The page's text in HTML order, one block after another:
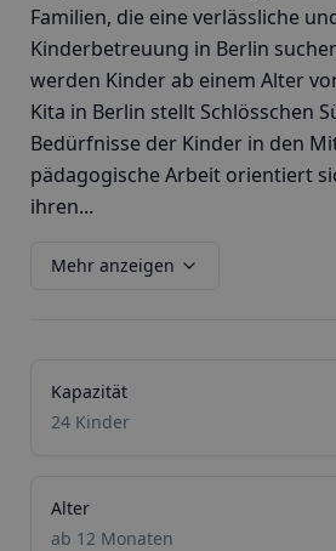
Familien, die eine verlässliche
Kinderbetreuung in Berlin
werden Kinder ab einem Alter
Kita in Berlin stellt Schlösschen
Bedürfnisse der Kinder in den
pädagogische Arbeit orientiert
ihren...
Mehr anzeigen
Kapazität
24 Kinder
Alter
ab 12 Monaten